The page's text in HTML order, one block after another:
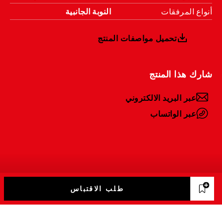
أنواع المرفقات
النوبة الجانبية
تحميل مواصفات المنتج
شارك هذا المنتج
عبر البريد الالكتروني
عبر الواتساب
طلب الاقتباس